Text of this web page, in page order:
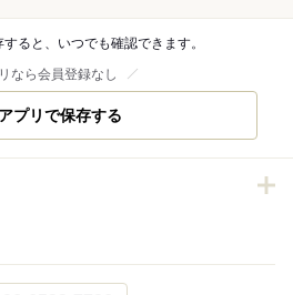
ると、いつでも確認できます。
なら会員登録なし
アプリで保存する